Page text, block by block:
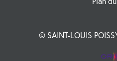
© SAINT-LOUIS